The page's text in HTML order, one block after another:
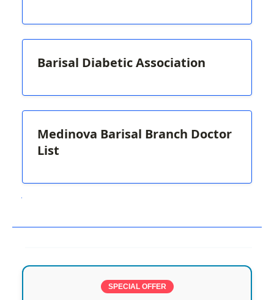
Barisal Diabetic Association
Medinova Barisal Branch Doctor
List
SPECIAL OFFER